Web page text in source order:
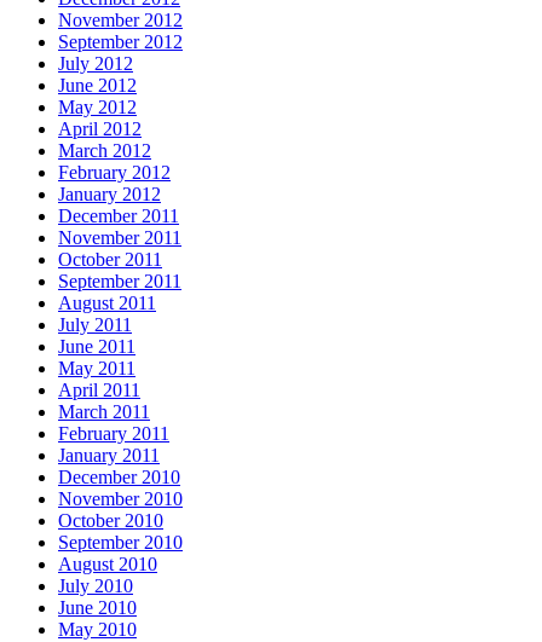
November 2012
September 2012
July 2012
June 2012
May 2012
April 2012
March 2012
February 2012
January 2012
December 2011
November 2011
October 2011
September 2011
August 2011
July 2011
June 2011
May 2011
April 2011
March 2011
February 2011
January 2011
December 2010
November 2010
October 2010
September 2010
August 2010
July 2010
June 2010
May 2010